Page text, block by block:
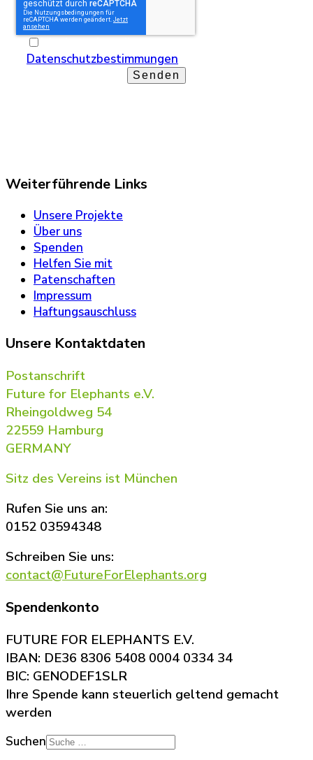
Datenschutzbestimmungen
Senden
Weiterführende Links
Unsere Projekte
Über uns
Spenden
Helfen Sie mit
Patenschaften
Impressum
Haftungsauschluss
Unsere Kontaktdaten
Postanschrift
Future for Elephants e.V.
Rheingoldweg 54
22559 Hamburg
GERMANY
Sitz des Vereins ist München
Rufen Sie uns an:
0152 03594348
Schreiben Sie uns:
contact@FutureForElephants.org
Spendenkonto
FUTURE FOR ELEPHANTS E.V.
IBAN: DE36 8306 5408 0004 0334 34
BIC: GENODEF1SLR
Ihre Spende kann steuerlich geltend gemacht
werden
Suchen